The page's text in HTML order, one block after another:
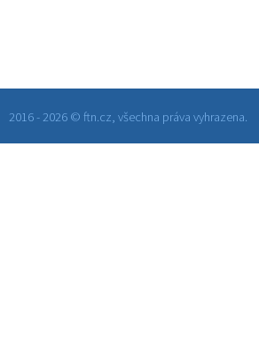
2016 - 2026 © ftn.cz, všechna práva vyhrazena.